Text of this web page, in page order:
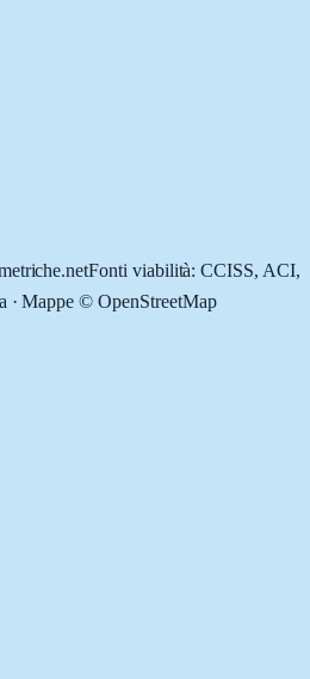
Fonti viabilità: CCISS, ACI,
· Mappe © OpenStreetMap